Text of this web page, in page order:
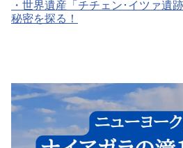
・ 世界遺産「チチェン･イツァ遺
秘密を探る！